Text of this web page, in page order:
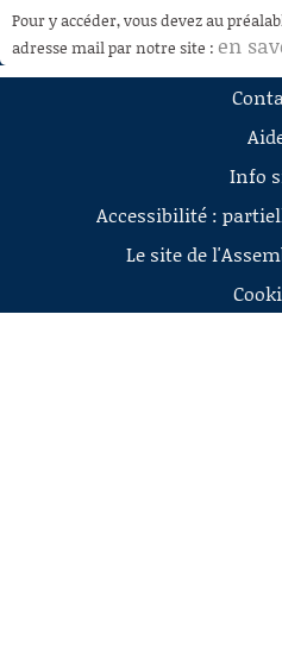
RECHERCHE
AIDE À LA DÉCOUPE
DE VIDÉOS
Pour y accéder, vous devez au
adresse mail par notre site : en
Info
Accessibilité :
Le site de